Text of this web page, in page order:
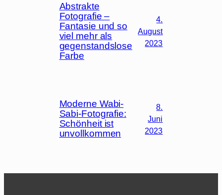
Abstrakte
Fotografie –
Fantasie und so
viel mehr als
gegenstandslose
Farbe
4.
August
2023
Moderne Wabi-
Sabi-Fotografie:
Schönheit ist
unvollkommen
8.
Juni
2023